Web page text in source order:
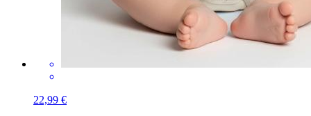
22,99 €